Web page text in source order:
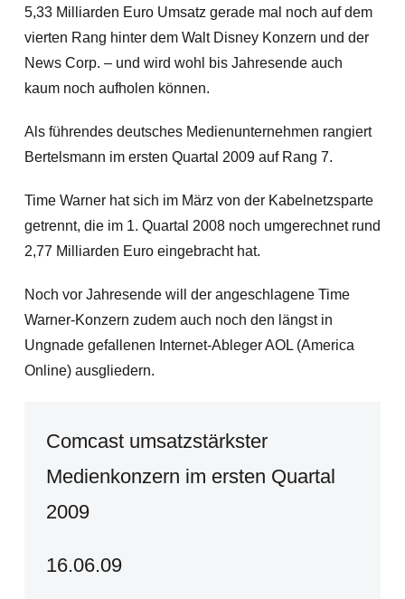
5,33 Milliarden Euro Umsatz gerade mal noch auf dem
vierten Rang hinter dem Walt Disney Konzern und der
News Corp. – und wird wohl bis Jahresende auch
kaum noch aufholen können.
Als führendes deutsches Medienunternehmen rangiert
Bertelsmann im ersten Quartal 2009 auf Rang 7.
Time Warner hat sich im März von der Kabelnetzsparte
getrennt, die im 1. Quartal 2008 noch umgerechnet rund
2,77 Milliarden Euro eingebracht hat.
Noch vor Jahresende will der angeschlagene Time
Warner-Konzern zudem auch noch den längst in
Ungnade gefallenen Internet-Ableger AOL (America
Online) ausgliedern.
Comcast umsatzstärkster
Medienkonzern im ersten Quartal
2009
16.06.09